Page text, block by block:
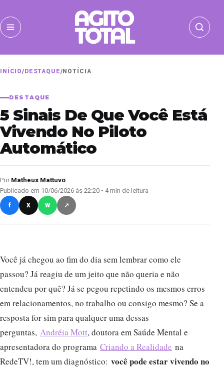
INÍCIO/ DESTAQUE/ NOTÍCIA
DESTAQUE
5 Sinais De Que Você Está
Vivendo No Piloto
Automático
Por Matheus Mattuvo
Publicado em 10/06/2026 às 22:20 • 4 min de leitura
f X W ↗
Você já chegou ao fim do dia sem lembrar como ele
passou? Já reagiu de um jeito que não queria e não
entendeu por quê? Já se pegou repetindo os mesmos erros
em relacionamentos, no trabalho ou consigo mesmo? Se a
resposta for sim para qualquer uma dessas
perguntas, Andréia Mott, doutora em Saúde Mental e
apresentadora do programa Criando a Realidade na
RedeTV!, tem um diagnóstico: você pode estar vivendo no